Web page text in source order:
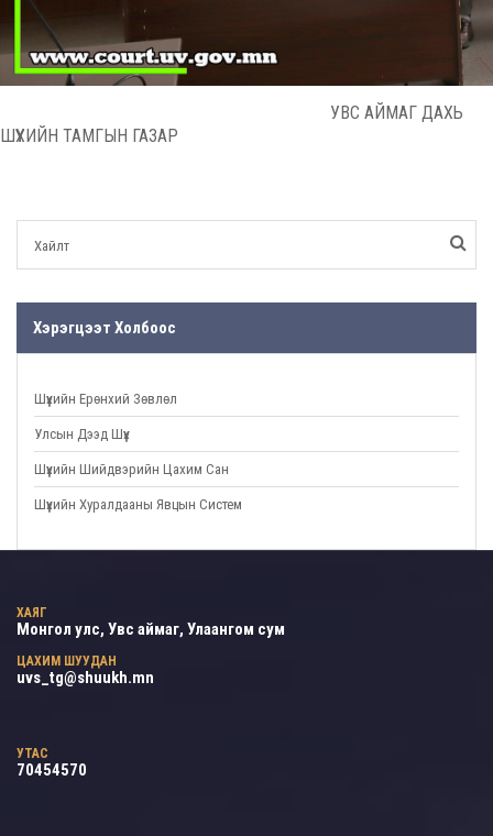
УВС АЙМАГ ДАХЬ
ШҮҮХИЙН ТАМГЫН ГАЗАР
Хэрэгцээт Холбоос
Шүүхийн Ерөнхий Зөвлөл
Улсын Дээд Шүүх
Шүүхийн Шийдвэрийн Цахим Сан
Шүүхийн Хуралдааны Явцын Систем
ХАЯГ
Монгол улс, Увс аймаг, Улаангом сум
ЦАХИМ ШУУДАН
uvs_tg@shuukh.mn
УТАС
70454570